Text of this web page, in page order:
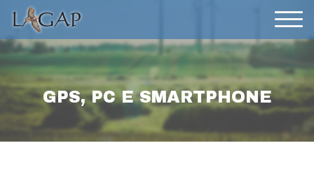
GPS, PC E SMARTPHONE